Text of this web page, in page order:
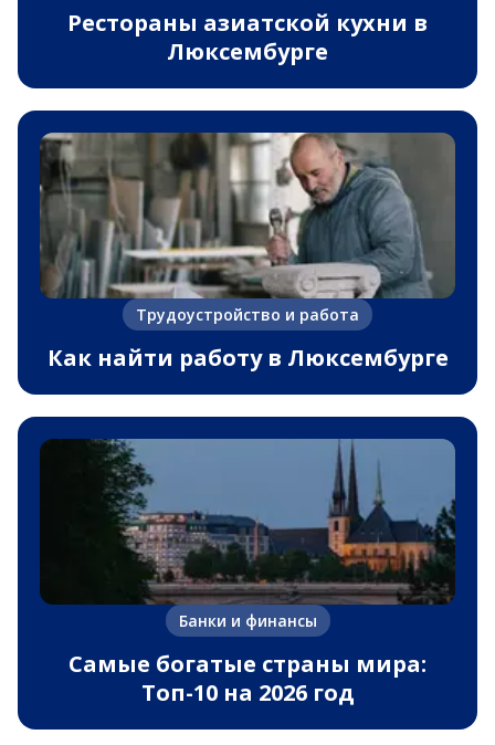
Рестораны азиатской кухни в
Люксембурге
Трудоустройство и работа
Как найти работу в Люксембурге
Банки и финансы
Самые богатые страны мира:
Топ-10 на 2026 год